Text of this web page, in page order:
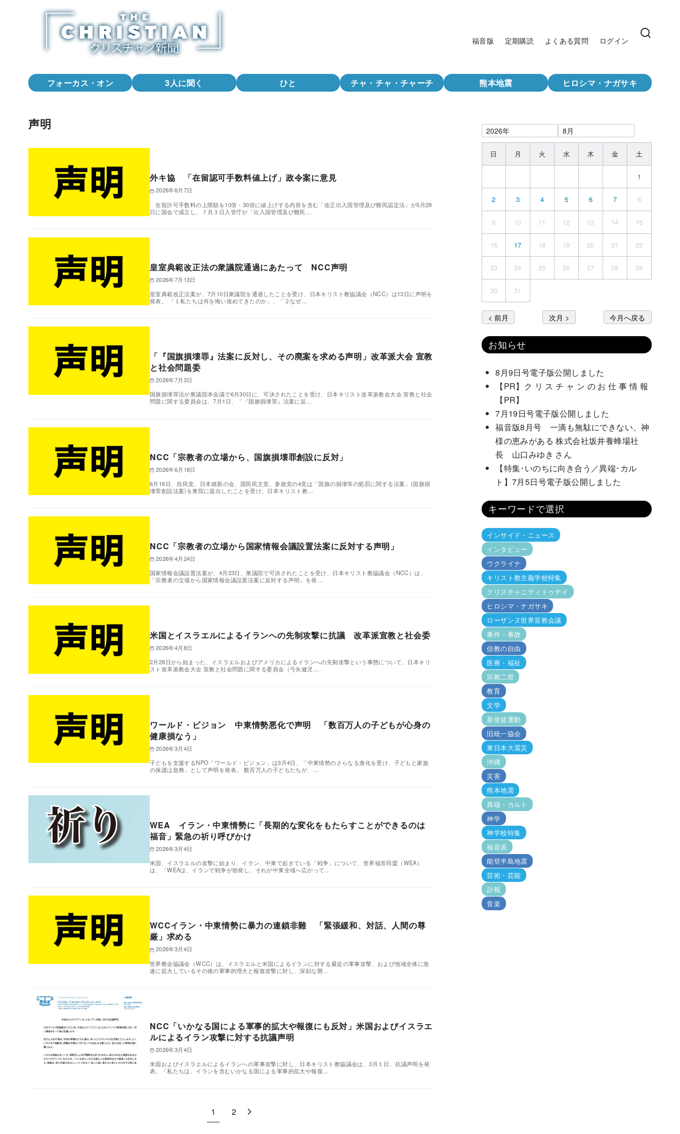
福音版 定期購読 よくある質問 ログイン
フォーカス・オン 3人に聞く ひと チャ・チャ・チャーチ 熊本地震 ヒロシマ・ナガサキ
声明
外キ協 「在留認可手数料値上げ」政令案に意見
2026年8月7日
在留許可手数料の上限額を10倍・30倍に値上げする内容を含む「改正出入国管理及び難民認定法」が5月29
日に国会で成立し、７月３日入管庁が「出入国管理及び難民…
皇室典範改正法の衆議院通過にあたって NCC声明
2026年7月13日
皇室典範改正法案が、7月10日衆議院を通過したことを受け、日本キリスト教協議会（NCC）は13日に声明を
発表。 「１私たちは何を悔い改めてきたのか」、「２なぜ…
「『国旗損壊罪』法案に反対し、その廃案を求める声明」改革派大会 宣教
と社会問題委
2026年7月3日
国旗損壊罪法が衆議院本会議で6月30日に、可決されたことを受け、日本キリスト改革派教会大会 宣教と社会
問題に関する委員会は、7月1日、「『国旗損壊罪』法案に反…
NCC「宗教者の立場から、国旗損壊罪創設に反対」
2026年6月18日
6月16日、自民党、日本維新の会、国民民主党、参政党の4党は「国旗の損壊等の処罰に関する法案」(国旗損
壊罪創設法案)を衆院に提出したことを受け、日本キリスト教…
NCC「宗教者の立場から国家情報会議設置法案に反対する声明」
2026年4月24日
国家情報会議設置法案が、4月23日、衆議院で可決されたことを受け、日本キリスト教協議会（NCC）は、
「宗教者の立場から国家情報会議設置法案に反対する声明」を発…
米国とイスラエルによるイランへの先制攻撃に抗議 改革派宣教と社会委
2026年4月8日
2月28日から始まった、イスラエルおよびアメリカによるイランへの先制攻撃という事態について、日本キリ
スト改革派教会大会 宣教と社会問題に関する委員会（弓矢健児…
ワールド・ビジョン 中東情勢悪化で声明 「数百万人の子どもが心身の
健康損なう」
2026年3月4日
子どもを支援するNPO「ワールド・ビジョン」は3月4日、「中東情勢のさらなる激化を受け、子どもと家族
の保護は急務」として声明を発表。 数百万人の子どもたちが、…
WEA イラン・中東情勢に「長期的な変化をもたらすことができるのは
福音」緊急の祈り呼びかけ
2026年3月4日
米国、イスラエルの攻撃に始まり、イラン、中東で起きている「戦争」について、世界福音同盟（WEA）
は、「WEAは、イランで戦争が勃発し、それが中東全域へ広がって…
WCCイラン・中東情勢に暴力の連鎖非難 「緊張緩和、対話、人間の尊
厳」求める
2026年3月4日
世界教会協議会（WCC）は、イスラエルと米国によるイランに対する最近の軍事攻撃、および地域全体に急
速に拡大しているその後の軍事的増大と報復攻撃に対し、深刻な懸…
NCC「いかなる国による軍事的拡大や報復にも反対」米国およびイスラエ
ルによるイラン攻撃に対する抗議声明
2026年3月4日
米国およびイスラエルによるイランへの軍事攻撃に対し、日本キリスト教協議会は、3月１日、抗議声明を発
表。「私たちは、イランを含むいかなる国による軍事的拡大や報復…
1 2
日 月 火 水 木 金 土
1
2 3 4 5 6 7 8
9 10 11 12 13 14 15
16 17 18 19 20 21 22
23 24 25 26 27 28 29
30 31
< 前月 次月 > 今月へ戻る
お知らせ
8月9日号電子版公開しました
【PR】ク リ ス チ ャ ン の お 仕 事 情 報
【PR】
7月19日号電子版公開しました
福音版8月号 一滴も無駄にできない、神
様の恵みがある 株式会社坂井養蜂場社
長 山口みゆき さん
【特集･いのちに向き合う／異端･カル
ト】7月5日号電子版公開しました
キーワードで選択
インサイド・ニュース
インタビュー
ウクライナ
キリスト教主義学校特集
クリスチャニティトゥデイ
ヒロシマ・ナガサキ
ローザンヌ世界宣教会議
事件・事故
信教の自由
医療・福祉
宗教二世
教育
文学
新使徒運動
旧統一協会
東日本大震災
沖縄
災害
熊本地震
異端・カルト
神学
神学校特集
福音派
能登半島地震
芸術・芸能
訃報
音楽